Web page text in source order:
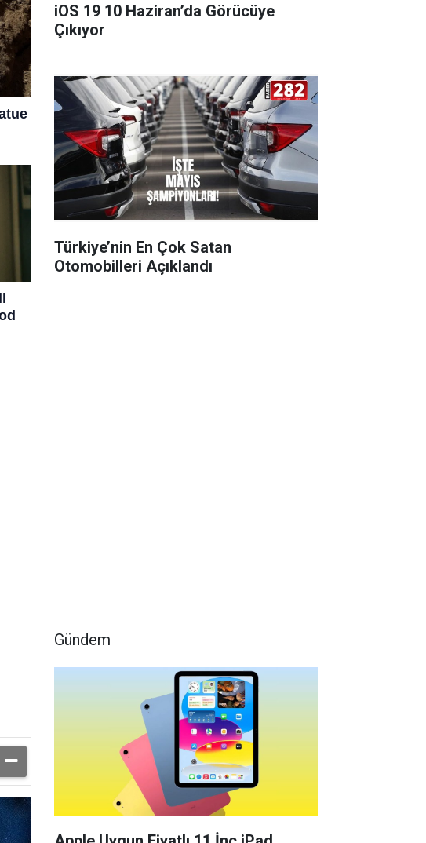
iOS 19 10 Haziran’da Görücüye
Çıkıyor
Türkiye’nin En Çok Satan
Otomobilleri Açıklandı
Gündem